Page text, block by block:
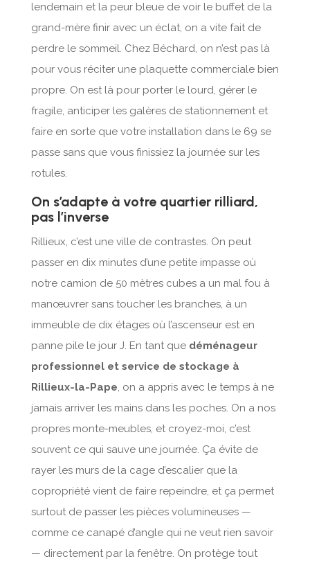
lendemain et la peur bleue de voir le buffet de la
grand-mère finir avec un éclat, on a vite fait de
perdre le sommeil. Chez Béchard, on n’est pas là
pour vous réciter une plaquette commerciale bien
propre. On est là pour porter le lourd, gérer le
fragile, anticiper les galères de stationnement et
faire en sorte que votre installation dans le 69 se
passe sans que vous finissiez la journée sur les
rotules.
On s’adapte à votre quartier rilliard,
pas l’inverse
Rillieux, c’est une ville de contrastes. On peut
passer en dix minutes d’une petite impasse où
notre camion de 50 mètres cubes a un mal fou à
manœuvrer sans toucher les branches, à un
immeuble de dix étages où l’ascenseur est en
panne pile le jour J. En tant que déménageur
professionnel et service de stockage à
Rillieux-la-Pape, on a appris avec le temps à ne
jamais arriver les mains dans les poches. On a nos
propres monte-meubles, et croyez-moi, c’est
souvent ce qui sauve une journée. Ça évite de
rayer les murs de la cage d’escalier que la
copropriété vient de faire repeindre, et ça permet
surtout de passer les pièces volumineuses —
comme ce canapé d’angle qui ne veut rien savoir
— directement par la fenêtre. On protège tout